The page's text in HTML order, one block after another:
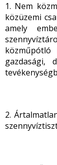
1. Nem
közüzemi
amely
gazdasági,
2.